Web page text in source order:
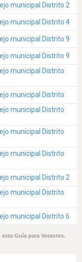
municipal Distrito 2
municipal Distrito 4
municipal Distrito 9
municipal Distrito 9
municipal Distrito
municipal Distrito
municipal Distrito
municipal Distrito
municipal Distrito
municipal Distrito 2
municipal Distrito
municipal Distrito 6
Guía para Votantes.